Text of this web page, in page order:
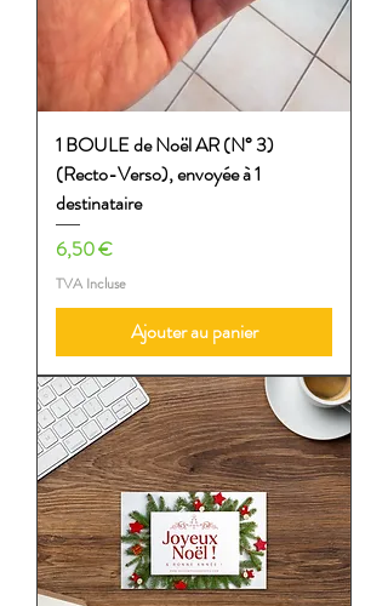
1 BOULE de Noël AR (N° 3)
(Recto-Verso), envoyée à 1
destinataire
Prix
6,50 €
TVA Incluse
Ajouter au panier